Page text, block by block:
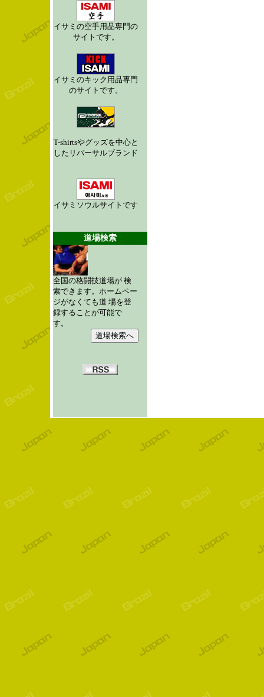
イサミの空手用品専門の
サイトです。
イサミのキック用品専門
のサイトです。
T-shirtsやグッズを中心と
したリバーサルブランド
イサミソウルサイトです
道場検索
全国の格闘技道場が 検
索できます。ホームペー
ジがなくても道 場を登
録することが可能で
す。